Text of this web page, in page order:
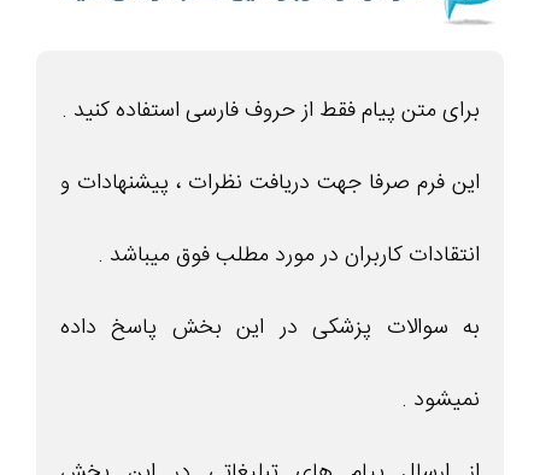
برای متن پیام فقط از حروف فارسی استفاده کنید .
این فرم صرفا جهت دریافت نظرات ، پیشنهادات و
انتقادات کاربران در مورد مطلب فوق میباشد .
به سوالات پزشکی در این بخش پاسخ داده
نمیشود .